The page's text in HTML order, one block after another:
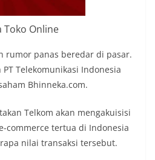
Toko Online
rumor panas beredar di pasar.
Telekomunikasi Indonesia
Bhinneka.com.
Telkom akan mengakuisisi
commerce tertua di Indonesia
nilai transaksi tersebut.